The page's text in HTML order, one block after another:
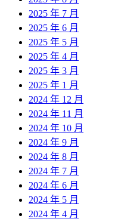
2025 年 7 月
2025 年 6 月
2025 年 5 月
2025 年 4 月
2025 年 3 月
2025 年 1 月
2024 年 12 月
2024 年 11 月
2024 年 10 月
2024 年 9 月
2024 年 8 月
2024 年 7 月
2024 年 6 月
2024 年 5 月
2024 年 4 月